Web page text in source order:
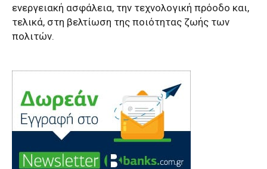
ενεργειακή ασφάλεια, την τεχνολογική πρόοδο και,
τελικά, στη βελτίωση της ποιότητας ζωής των
πολιτών.